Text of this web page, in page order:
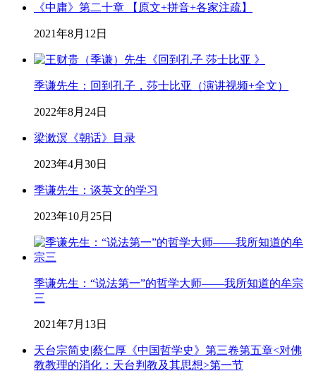
《中庸》第二十章 【原文+拼音+各家注疏】
2021年8月12日
季谦先生：回到孔子，莎士比亚（演讲视频+全文）
2022年8月24日
梁漱溟《朝话》目录
2023年4月30日
季谦先生：谈英文的学习
2023年10月25日
季谦先生：“说法第一”的哲学大师——我所知道的牟宗
三
2021年7月13日
天台宗简史|蔡仁厚《中国哲学史》第三卷第五章<对佛
教教理的消化：天台判教及其思想>第一节